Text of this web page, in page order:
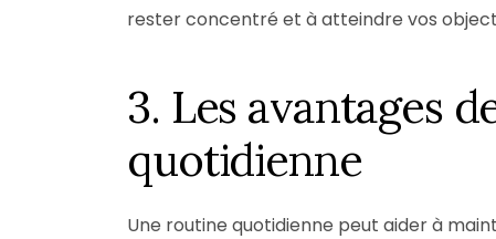
rester concentré et à atteindre vos
3. Les avantages
quotidienne
Une routine quotidienne peut aider à